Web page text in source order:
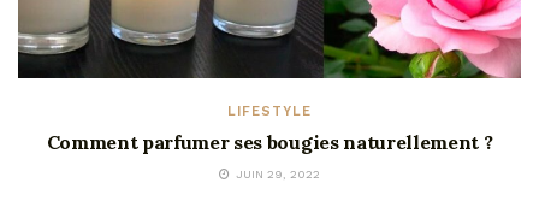
LIFESTYLE
Comment parfumer ses bougies naturellement ?
JUIN 29, 2022